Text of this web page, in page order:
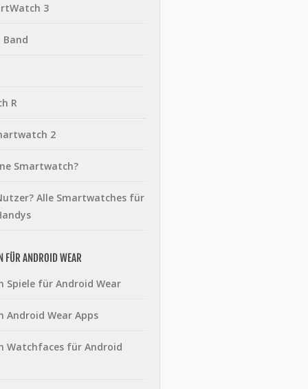
3
R
2
Smartwatch?
Alle Smartwatches für
FÜR ANDROID WEAR
Spiele für Android Wear
Android Wear Apps
Watchfaces für Android